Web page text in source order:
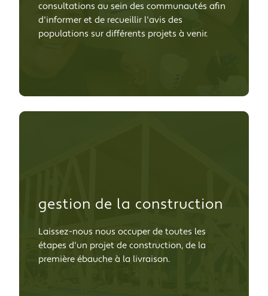
consultations au sein des communautés afin
d'informer et de recueillir l'avis des
populations sur différents projets à venir.
gestion de la construction
Laissez-nous nous occuper de toutes les
étapes d'un projet de construction, de la
première ébauche à la livraison.